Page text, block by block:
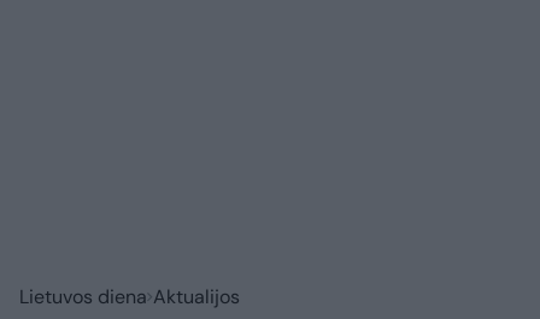
Lietuvos diena Aktualijos